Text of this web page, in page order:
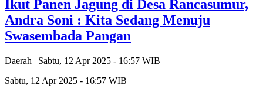
Ikut Panen Jagung di Desa Rancasumur,
Andra Soni : Kita Sedang Menuju
Swasembada Pangan
Daerah | Sabtu, 12 Apr 2025 - 16:57 WIB
Sabtu, 12 Apr 2025 - 16:57 WIB